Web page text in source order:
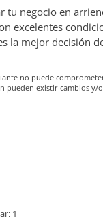
negocio en
excelentes
la mejor decisión
no puede
existir cambios
1